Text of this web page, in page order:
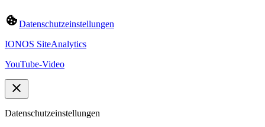
Datenschutzeinstellungen
IONOS SiteAnalytics
YouTube-Video
Datenschutzeinstellungen